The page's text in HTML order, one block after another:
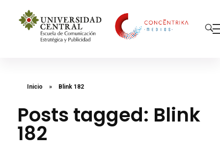
Inicio » Blink 182
Posts tagged: Blink
182